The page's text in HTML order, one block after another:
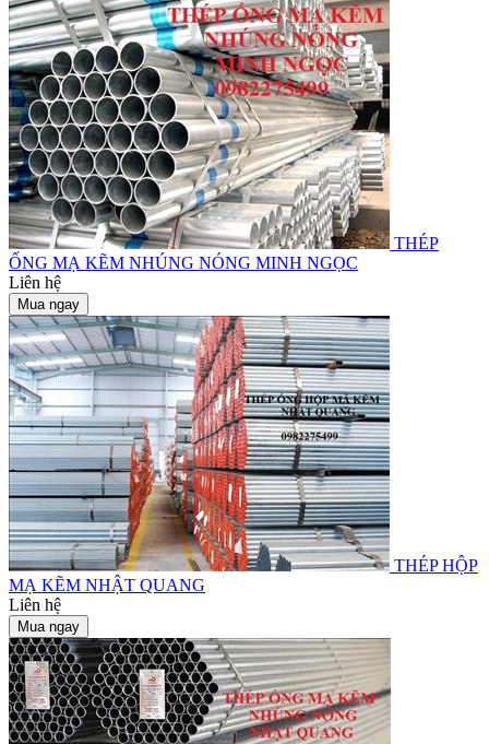
THÉP
ỐNG MẠ KẼM NHÚNG NÓNG MINH NGỌC
Liên hệ
Mua ngay
THÉP HỘP
MẠ KẼM NHẬT QUANG
Liên hệ
Mua ngay